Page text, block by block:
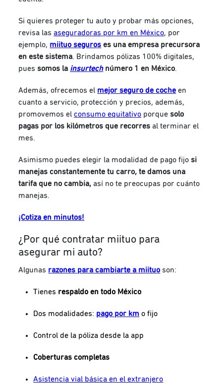
Si quieres proteger tu auto y probar más opciones,
revisa las aseguradoras por km en México, por
ejemplo, miituo seguros es una empresa precursora
en este sistema. Brindamos pólizas 100% digitales,
puessomos la insurtechnúmero 1 en México.
Además, ofrecemos el mejor seguro de coche en
cuanto a servicio, protección y precios, además,
promovemos el consumo equitativo porquesolo
pagas por los kilómetros que recorres al terminar el
mes.
Asimismo puedes elegir la modalidad de pago fijosi
manejas constantemente tu carro, te damos una
tarifa que no cambia, así no te preocupas por cuánto
manejas.
¡Cotiza en minutos!
¿Por qué contratar miituo para
asegurar mi auto?
Algunas razones para cambiarte a miituo son:
Tienes respaldo en todo México
Dos modalidades: pago por km o fijo
Control de la póliza desde la app
Coberturas completas
Asistencia vial básica en el extranjero